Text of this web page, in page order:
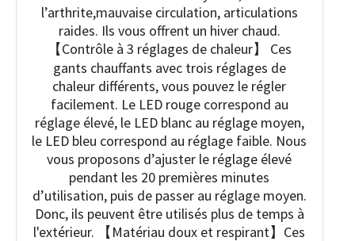
l’arthrite,mauvaise circulation, articulations
raides. Ils vous offrent un hiver chaud.
【Contrôle à 3 réglages de chaleur】 Ces
gants chauffants avec trois réglages de
chaleur différents, vous pouvez le régler
facilement. Le LED rouge correspond au
réglage élevé, le LED blanc au réglage moyen,
le LED bleu correspond au réglage faible. Nous
vous proposons d’ajuster le réglage élevé
pendant les 20 premières minutes
d’utilisation, puis de passer au réglage moyen.
Donc, ils peuvent être utilisés plus de temps à
l'extérieur. 【Matériau doux et respirant】Ces